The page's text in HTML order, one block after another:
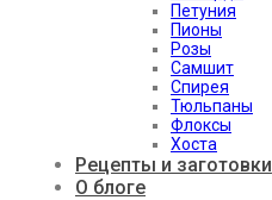
Петуния
Пионы
Розы
Самшит
Спирея
Тюльпаны
Флоксы
Хоста
Рецепты и заготовки
О блоге